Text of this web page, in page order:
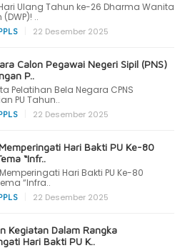
Ulang Tahun ke-26 Dharma Wanita
..
22 Desember 2025
Calon Pegawai Negeri Sipil (PNS)
P..
Pelatihan Bela Negara CPNS
PU Tahun..
22 Desember 2025
Hari Bakti PU Ke-80
“Infr..
Hari Bakti PU Ke-80
“Infra..
22 Desember 2025
Kegiatan Dalam Rangka
Hari Bakti PU K..